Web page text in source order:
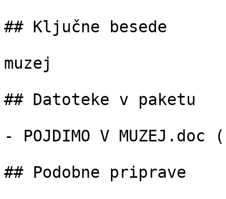
## Ključne besede
muzej
## Datoteke v paketu
- POJDIMO V
## Podobne priprave